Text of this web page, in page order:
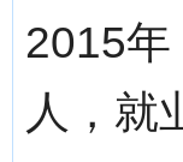
2015
人，就